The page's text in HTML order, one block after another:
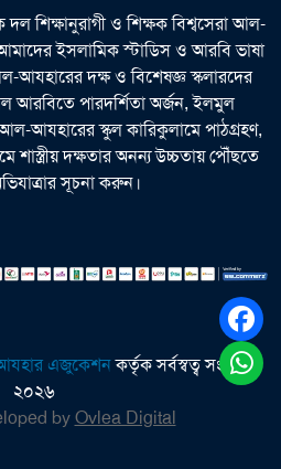
শিক্ষানুরাগী ও শিক্ষক বিশ্বসেরা আল-
ইসলামিক স্টাডিস ও আরবি ভাষা
আযহারের দক্ষ ও বিশেষজ্ঞ স্কলারদের
আরবিতে পারদর্শিতা অর্জন, ইলমুল
আযহারের স্কুল কারিকুলামে পাঠগ্রহণ,
শাস্ত্রীয় দক্ষতার অনন্য উচ্চতায় পৌঁছতে
সূচনা করুন।
এজুকেশনকর্তৃক সর্বস্বত্ব সংরক্ষিত
২০২৬
byOvlea Digital